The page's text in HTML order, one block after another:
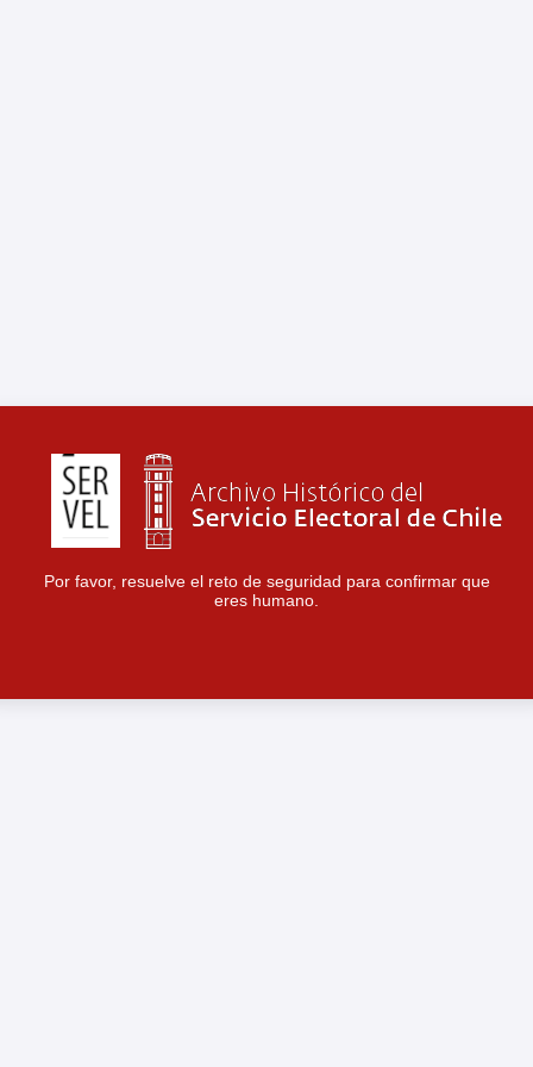
Por favor, resuelve el reto de seguridad para confirmar que
eres humano.